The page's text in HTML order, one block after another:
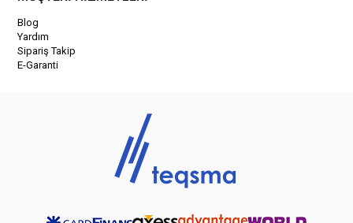
Blog
Yardım
Sipariş Takip
E-Garanti